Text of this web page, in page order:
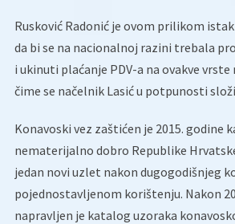
Rusković Radonić je ovom prilikom
da bi se na nacionalnoj razini trebala
i ukinuti plaćanje PDV-a na ovakve
čime se načelnik Lasić u potpunosti
Konavoski vez zaštićen je 2015. godine
nematerijalno dobro Republike
jedan novi uzlet nakon dugogodišnjeg
pojednostavljenom korištenju. Nakon
napravljen je katalog uzoraka